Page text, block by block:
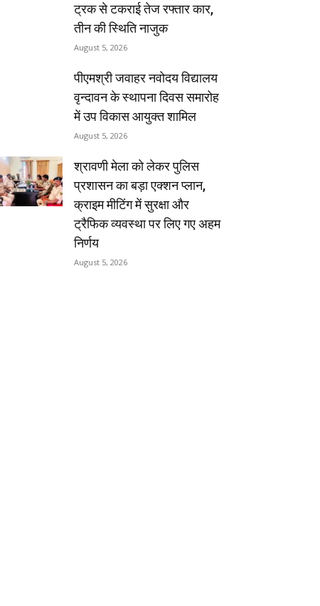
ट्रक से टकराई तेज रफ्तार कार,
तीन की स्थिति नाजुक
August 5, 2026
पीएमश्री जवाहर नवोदय विद्यालय
वृन्दावन के स्थापना दिवस समारोह
में उप विकास आयुक्त शामिल
August 5, 2026
श्रावणी मेला को लेकर पुलिस
प्रशासन का बड़ा एक्शन प्लान,
क्राइम मीटिंग में सुरक्षा और
ट्रैफिक व्यवस्था पर लिए गए अहम
निर्णय
August 5, 2026